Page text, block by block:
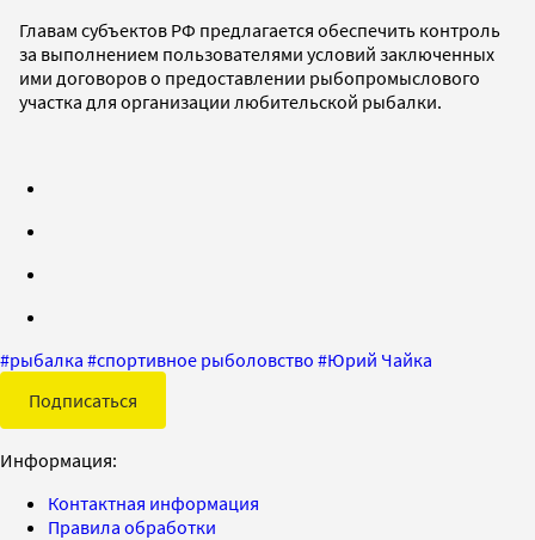
Главам субъектов РФ предлагается обеспечить контроль
за выполнением пользователями условий заключенных
ими договоров о предоставлении рыбопромыслового
участка для организации любительской рыбалки.
#рыбалка #спортивное рыболовство #Юрий Чайка
Подписаться
Информация:
Контактная информация
Правила обработки